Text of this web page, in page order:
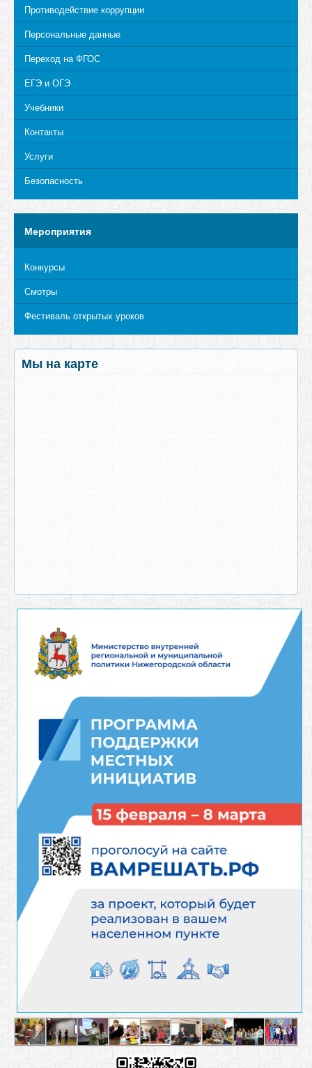
Противодействие коррупции
Персональные данные
Переход на ФГОС
ЕГЭ и ОГЭ
Учебники
Контакты
Услуги
Безопасность
Мероприятия
Конкурсы
Смотры
Фестиваль открытых уроков
Мы на карте